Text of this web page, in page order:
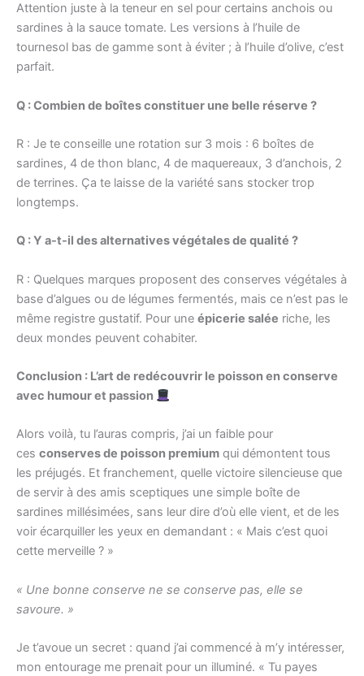
Attention juste à la teneur en sel pour certains anchois ou
sardines à la sauce tomate. Les versions à l’huile de
tournesol bas de gamme sont à éviter ; à l’huile d’olive, c’est
parfait.
Q : Combien de boîtes constituer une belle réserve ?
R : Je te conseille une rotation sur 3 mois : 6 boîtes de
sardines, 4 de thon blanc, 4 de maquereaux, 3 d’anchois, 2
de terrines. Ça te laisse de la variété sans stocker trop
longtemps.
Q : Y a-t-il des alternatives végétales de qualité ?
R : Quelques marques proposent des conserves végétales à
base d’algues ou de légumes fermentés, mais ce n’est pas le
même registre gustatif. Pour une épicerie salée riche, les
deux mondes peuvent cohabiter.
Conclusion : L’art de redécouvrir le poisson en conserve
avec humour et passion
Alors voilà, tu l’auras compris, j’ai un faible pour
ces conserves de poisson premium qui démontent tous
les préjugés. Et franchement, quelle victoire silencieuse que
de servir à des amis sceptiques une simple boîte de
sardines millésimées, sans leur dire d’où elle vient, et de les
voir écarquiller les yeux en demandant : « Mais c’est quoi
cette merveille ? »
« Une bonne conserve ne se conserve pas, elle se
savoure. »
Je t’avoue un secret : quand j’ai commencé à m’y intéresser,
mon entourage me prenait pour un illuminé. « Tu payes